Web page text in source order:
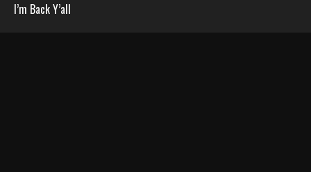
I’m Back Y’all